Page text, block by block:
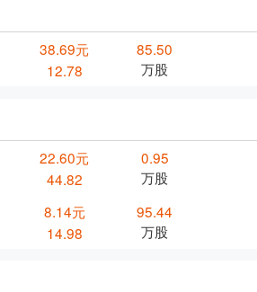
38.69元
12.78
85.50
万股
22.60元
44.82
0.95
万股
8.14元
14.98
95.44
万股